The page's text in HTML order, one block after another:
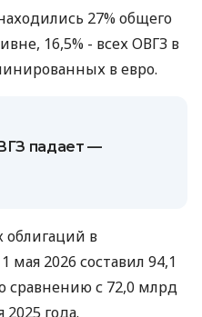
27% общего
16,5% - всех ОВГЗ в
в евро.
падает —
в
мая 2026 составил 94,1
сравнению с 72,0 млрд
2025 года.